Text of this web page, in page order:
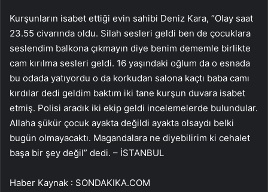
Kurşunların isabet ettiği evin sahibi Deniz Kara, “Olay saat
23.55 civarında oldu. Silah sesleri geldi ben de çocuklara
seslendim balkona çıkmayın diye benim dememle birlikte
cam kırılma sesleri geldi. 16 yaşındaki oğlum da o esnada
bu odada yatıyordu o da korkudan salona kaçtı baba camı
kırdılar dedi geldim baktım iki tane kurşun duvara isabet
etmiş. Polisi aradık iki ekip geldi incelemelerde bulundular.
Allaha şükür çocuk ayakta değildi ayakta olsaydı belki
bugün olmayacaktı. Magandalara ne diyebilirim ki cehalet
başa bir şey değil” dedi. – İSTANBUL
Haber Kaynak : SONDAKIKA.COM